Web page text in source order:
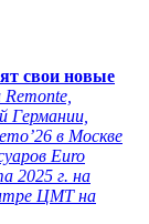
свои новые
Германии,
в Москве
Euro
2025 г. на
ЦМТ на